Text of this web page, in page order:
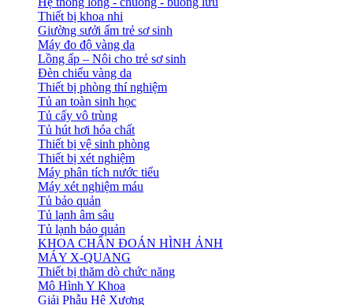
Thiết bị khoa nhi
Giường sưởi ấm trẻ sơ sinh
Máy đo độ vàng da
Lồng ấp – Nôi cho trẻ sơ sinh
Đèn chiếu vàng da
Thiết bị phòng thí nghiệm
Tủ an toàn sinh học
Tủ cấy vô trùng
Tủ hút hơi hóa chất
Thiết bị vệ sinh phòng
Thiết bị xét nghiệm
Máy phân tích nước tiểu
Máy xét nghiệm máu
Tủ bảo quản
Tủ lạnh âm sâu
Tủ lạnh bảo quản
KHOA CHẨN ĐOÁN HÌNH ẢNH
MÁY X-QUANG
Thiết bị thăm dò chức năng
Mô Hình Y Khoa
Giải Phẫu Hệ Xương